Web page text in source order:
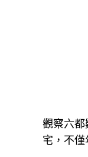
觀察六都
宅，不僅